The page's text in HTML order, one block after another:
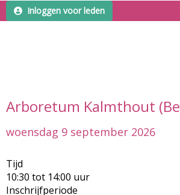
Inloggen voor leden
Arboretum Kalmthout
woensdag 9 september 2026
Tijd
10:30 tot 14:00 uur
Inschrijfperiode